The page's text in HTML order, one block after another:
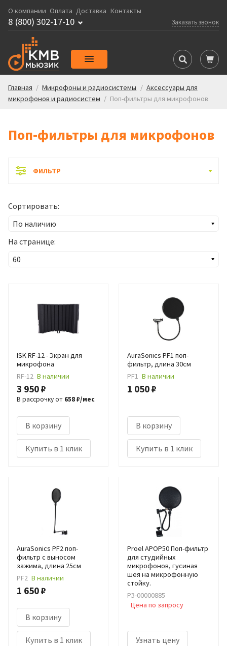
О компании Оплата Доставка Контакты
Заказать звонок
8 (800) 302-17-10
Главная / Микрофоны и радиосистемы / Аксессуары для
микрофонов и радиосистем / Поп-фильтры для микрофонов
Поп-фильтры для микрофонов
ФИЛЬТР
Сортировать:
На странице:
ISK RF-12 - Экран для
микрофона
RF-12 В наличии
3 950 ₽
В рассрочку от 658 ₽/мес
В корзину
Купить в 1 клик
AuraSonics PF1 поп-
фильтр, длина 30см
PF1 В наличии
1 050 ₽
В корзину
Купить в 1 клик
AuraSonics PF2 поп-
фильтр c выносом
зажима, длина 25см
PF2 В наличии
1 650 ₽
В корзину
Купить в 1 клик
Proel APOP50 Поп-фильтр
для студийных
микрофонов, гусиная
шея на микрофонную
стойку.
РЗ-00000885
Цена по запросу
Узнать цену